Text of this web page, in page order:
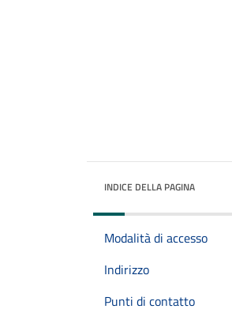
INDICE DELLA PAGINA
Modalità di accesso
Indirizzo
Punti di contatto